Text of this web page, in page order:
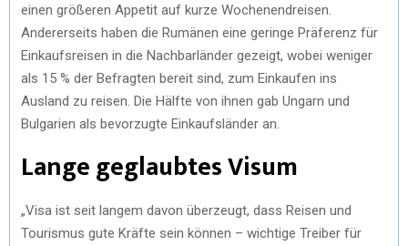
einen größeren Appetit auf kurze Wochenendreisen.
Andererseits haben die Rumänen eine geringe Präferenz für
Einkaufsreisen in die Nachbarländer gezeigt, wobei weniger
als 15 % der Befragten bereit sind, zum Einkaufen ins
Ausland zu reisen. Die Hälfte von ihnen gab Ungarn und
Bulgarien als bevorzugte Einkaufsländer an.
Lange geglaubtes Visum
„Visa ist seit langem davon überzeugt, dass Reisen und
Tourismus gute Kräfte sein können – wichtige Treiber für